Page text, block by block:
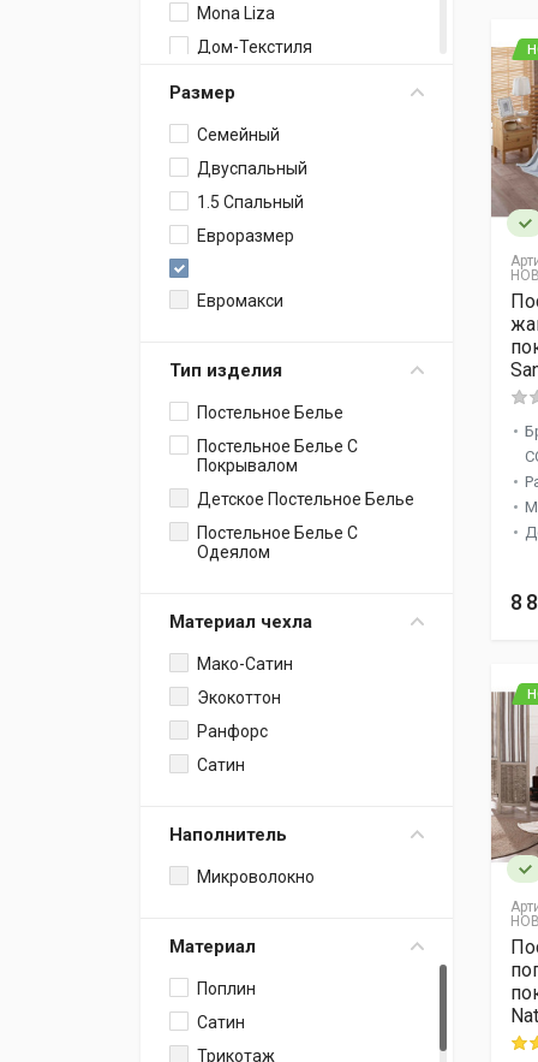
Mona Liza
Дом-Текстиля
Этель
ЛидерТекс
Хлопковый Край
CRISTELLE
TAC
Grass Familie
Diva Afrodita
Традиция
Karna
Liliya
Sova And Javoronok
Хлопковый Рай
COLLECTION
Размер
Семейный
Двуспальный
1.5 Спальный
Евроразмер
Евромакси
Тип изделия
Постельное Белье
Постельное Белье С
Покрывалом
Детское Постельное Белье
Постельное Белье С
Одеялом
Материал чехла
Мако-Сатин
Экокоттон
Ранфорс
Сатин
Наполнитель
Микроволокно
Материал
Поплин
Сатин
Трикотаж
8